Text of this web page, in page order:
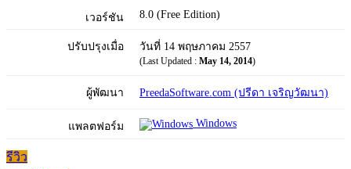
เวอร์ชัน 8.0 (Free Edition)
ปรับปรุงเมื่อ วันที่ 14 พฤษภาคม 2557
(Last Updated : May 14, 2014)
ผู้พัฒนา PreedaSoftware.com (ปรีดา เจริญวัฒนา)
แพลตฟอร์ม Windows
รีวิว